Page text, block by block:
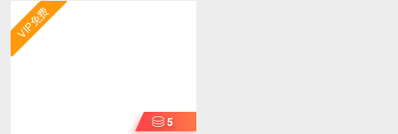
5
VIP免费